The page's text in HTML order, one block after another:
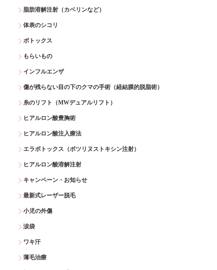
脂肪溶解注射（カベリンなど）
体表のシコリ
ボトックス
もらいもの
インフルエンザ
傷が残らない目の下のクマの手術（経結膜的脱脂術）
糸のリフト（MWデュアルリフト）
ヒアルロン酸豊胸術
ヒアルロン酸注入療法
エラボトックス（ボツリヌストキシン注射）
ヒアルロン酸溶解注射
キャンペーン・お知らせ
最新式レーザー脱毛
小児の外傷
涙袋
ワキ汗
薄毛治療